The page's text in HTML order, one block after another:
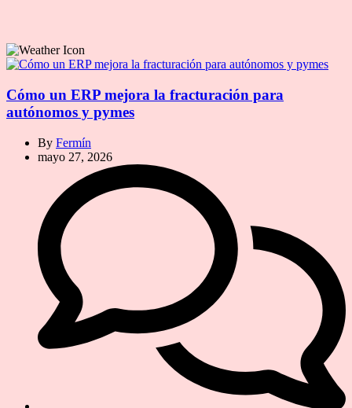
Cómo un ERP mejora la fracturación para
autónomos y pymes
By Fermín
mayo 27, 2026